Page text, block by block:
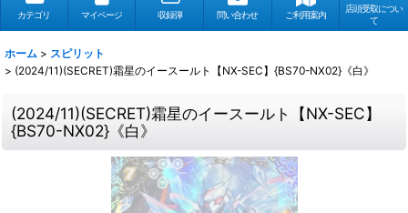
カテゴリ マイページ 収録弾 問い合わせ ご利用案内
店頭受取につい
て
ホーム > スピリット
> (2024/11)(SECRET)霜星のイースールト【NX-SEC】{BS70-NX02}《白》
(2024/11)(SECRET)霜星のイースールト【NX-SEC】
{BS70-NX02}《白》